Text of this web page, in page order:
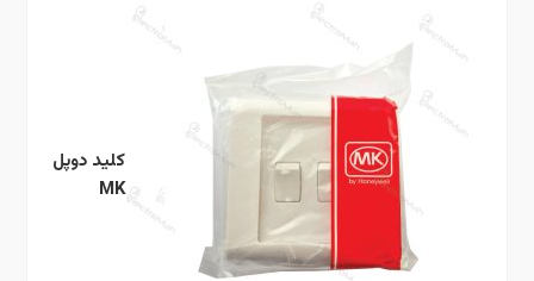
کلید دوپل
MK